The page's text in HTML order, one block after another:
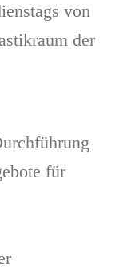
von
der
für